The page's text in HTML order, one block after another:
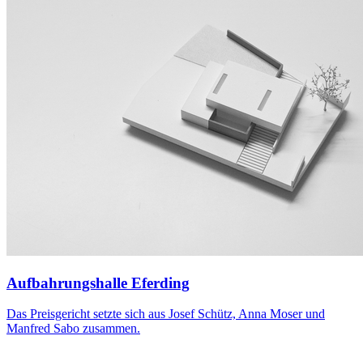
Aufbahrungshalle Eferding
Das Preisgericht setzte sich aus Josef Schütz, Anna Moser und
Manfred Sabo zusammen.